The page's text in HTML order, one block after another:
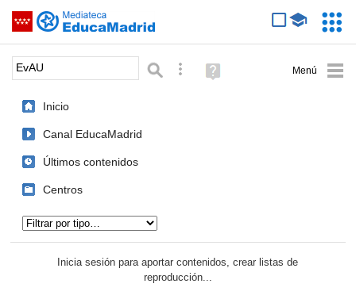
Saltar navegación
Palabra o frase: Búsqueda avanzada
Ayuda
(en
Inicio
Canal EducaMadrid
Últimos contenidos
Centros
Inicia sesión para aportar contenidos, crear listas de
reproducción...